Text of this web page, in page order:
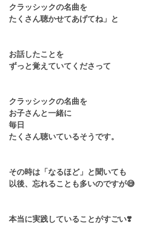
クラッシックの名曲を
たくさん聴かせてあげてね」と
お話したことを
ずっと覚えていてくださって
クラッシックの名曲を
お子さんと一緒に
毎日
たくさん聴いているそうです。
その時は「なるほど」と聞いても
以後、忘れることも多いのですが😅
本当に実践していることがすごい❣️